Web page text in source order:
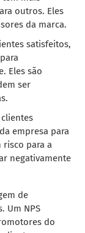
outros. Eles
da marca.
satisfeitos,
Eles são
ser
clientes
empresa para
risco para a
negativamente
de
Um NPS
do